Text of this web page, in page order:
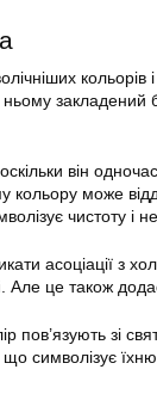
закладений
він
кольору може
чистоту і
асоціації з
Але це також
пов’язують зі
символізує